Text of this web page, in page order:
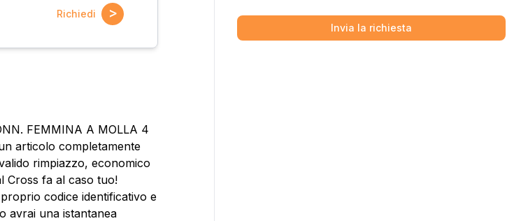
Richiedi >
FEMMINA A MOLLA 4
articolo completamente
rimpiazzo, economico
Cross fa al caso tuo!
codice identificativo e
avrai una istantanea
Invia la richiesta